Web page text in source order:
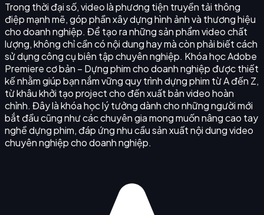
Trong thời đại số, video là phương tiện truyền tải thông
điệp mạnh mẽ, góp phần xây dựng hình ảnh và thương hiệu
cho doanh nghiệp. Để tạo ra những sản phẩm video chất
lượng, không chỉ cần có nội dung hay mà còn phải biết cách
sử dụng công cụ biên tập chuyên nghiệp. Khóa học Adobe
Premiere cơ bản – Dựng phim cho doanh nghiệp được thiết
kế nhằm giúp bạn nắm vững quy trình dựng phim từ A đến Z,
từ khâu khởi tạo project cho đến xuất bản video hoàn
chỉnh. Đây là khóa học lý tưởng dành cho những người mới
bắt đầu cũng như các chuyên gia mong muốn nâng cao tay
nghề dựng phim, đáp ứng nhu cầu sản xuất nội dung video
chuyên nghiệp cho doanh nghiệp.